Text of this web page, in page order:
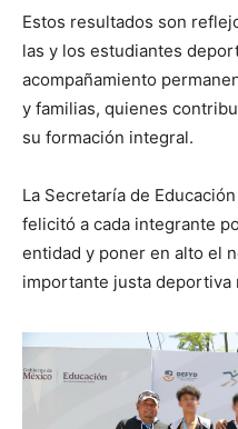
Estos resultados son
las y los estudiantes
acompañamiento
y familias, quienes
su formación integral.
La Secretaría de
felicitó a cada integrante
entidad y poner en alto el
importante justa deportiva